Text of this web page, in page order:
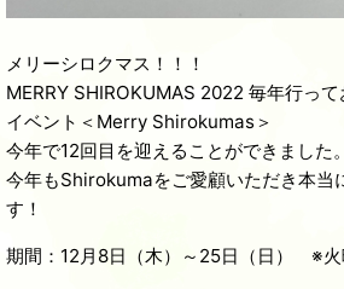
メリーシロクマス！！！
MERRY SHIROKUMAS 2022 毎年行っ
イベント＜Merry Shirokumas＞
今年で12回目を迎えることができました。
今年もShirokumaをご愛顧いただき本当
す！
期間：12月8日（木）～25日（日） ※火